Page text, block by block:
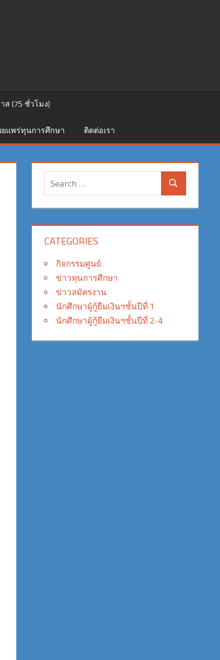
(75 ชั่วโมง)
ยแพร่ทุนการศึกษา ติดต่อเรา
Search
for:
Search
CATEGORIES
กิจกรรมศูนย์
ข่าวทุนการศึกษา
ข่าวสมัครงาน
นักศึกษาผู้กู้ยืมเงินฯชั้นปีที่ 1
นักศึกษาผู้กู้ยืมเงินฯชั้นปีที่ 2-4